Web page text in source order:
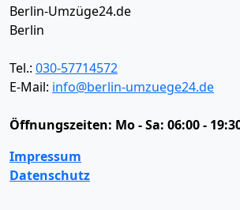
Berlin-Umzüge24.de
Berlin
Tel.: 030-57714572
E-Mail: info@berlin-umzuege24.de
Öffnungszeiten: Mo - Sa: 06:00 -
Impressum
Datenschutz